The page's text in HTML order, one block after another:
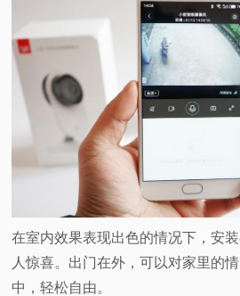
在室内效果表现出色的情况下，安
人惊喜。出门在外，可以对家里的
中，轻松自由。